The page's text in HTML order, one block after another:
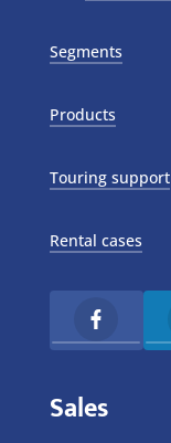
Segments
Products
Touring support
Rental cases
Sales